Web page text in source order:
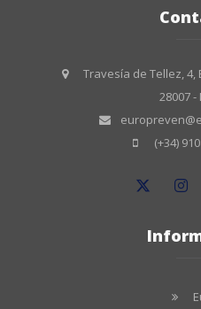
Travesía de Tellez,
28007
(+34)